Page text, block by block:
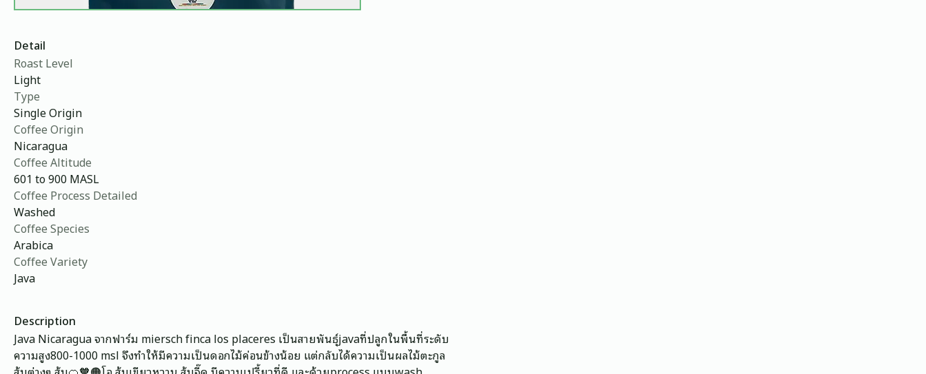
Detail
Roast Level
Light
Type
Single Origin
Coffee Origin
Nicaragua
Coffee Altitude
601 to 900 MASL
Coffee Process Detailed
Washed
Coffee Species
Arabica
Coffee Variety
Java
Description
Java Nicaragua จากฟาร์ม miersch finca los placeres เป็นสายพันธุ์javaที่ปลูกในพื้นที่ระดับ
ความสูง800-1000 msl จึงทำให้มีความเป็นดอกไม้ค่อนข้างน้อย แต่กลับได้ความเป็นผลไม้ตะกูล